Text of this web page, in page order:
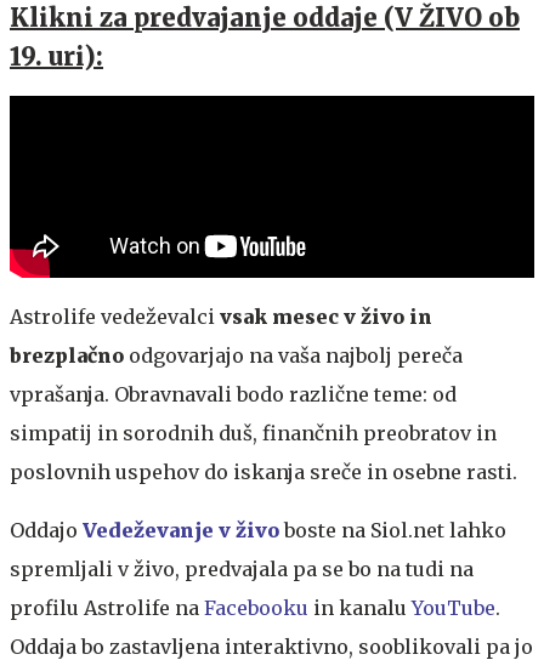
Klikni za predvajanje oddaje (V ŽIVO ob
19. uri):
Astrolife vedeževalci vsak mesec v živo in
brezplačno odgovarjajo na vaša najbolj pereča
vprašanja. Obravnavali bodo različne teme: od
simpatij in sorodnih duš, finančnih preobratov in
poslovnih uspehov do iskanja sreče in osebne rasti.
Oddajo Vedeževanje v živo boste na Siol.net lahko
spremljali v živo, predvajala pa se bo na tudi na
profilu Astrolife na Facebooku in kanaluYouTube.
Oddaja bo zastavljena interaktivno, sooblikovali pa jo